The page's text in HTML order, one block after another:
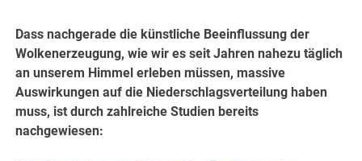
Dass nachgerade die künstliche Beeinflussung der
Wolkenerzeugung, wie wir es seit Jahren nahezu täglich
an unserem Himmel erleben müssen, massive
Auswirkungen auf die Niederschlagsverteilung haben
muss, ist durch zahlreiche Studien bereits
nachgewiesen: